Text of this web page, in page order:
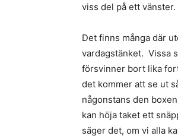
viss del på ett vänster.
Det finns många där
vardagstänket. Vissa
försvinner bort lika
det kommer att se ut
någonstans den
kan höja taket ett
säger det, om vi alla